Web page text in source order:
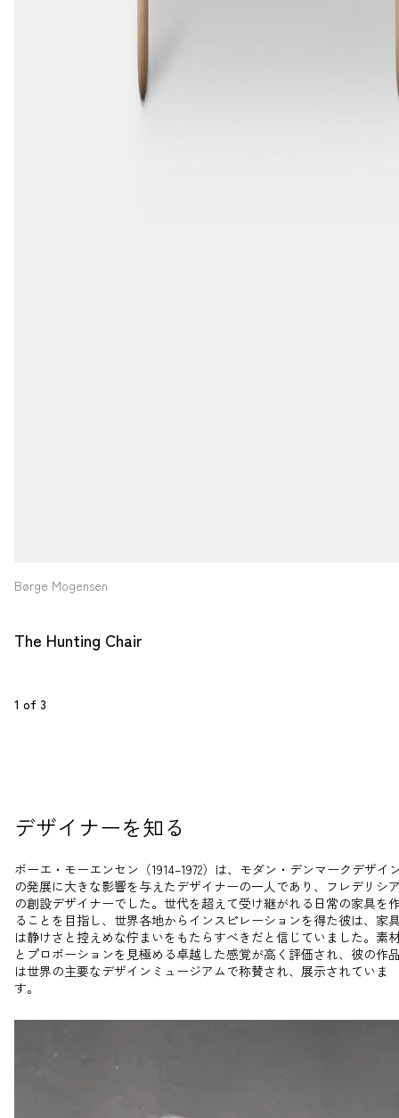
Børge Mogensen
The Hunting Chair
1 of 3
デザイナーを知る
ボーエ・モーエンセン（1914–1972）は、モダン・デンマークデザイ
の発展に大きな影響を与えたデザイナーの一人であり、フレデリシ
の創設デザイナーでした。世代を超えて受け継がれる日常の家具を
ることを目指し、世界各地からインスピレーションを得た彼は、家
は静けさと控えめな佇まいをもたらすべきだと信じていました。素
とプロポーションを見極める卓越した感覚が高く評価され、彼の作
は世界の主要なデザインミュージアムで称賛され、展示されていま
す。